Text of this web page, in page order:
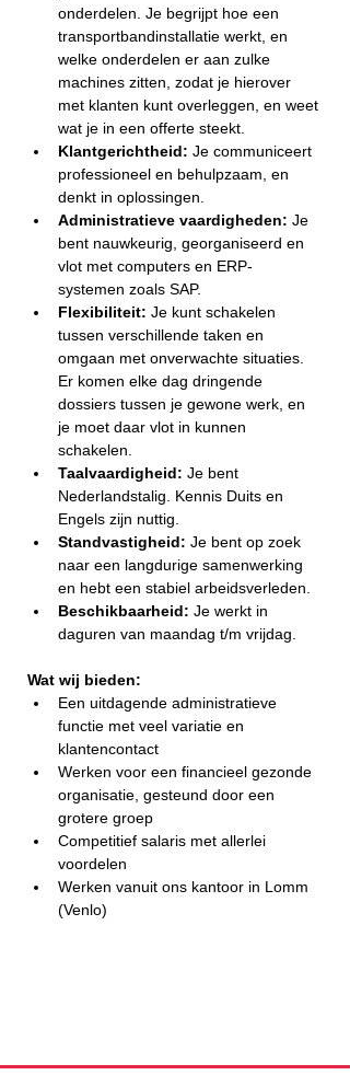
onderdelen. Je begrijpt hoe een
transportbandinstallatie werkt, en
welke onderdelen er aan zulke
machines zitten, zodat je hierover
met klanten kunt overleggen, en weet
wat je in een offerte steekt.
Klantgerichtheid: Je communiceert
professioneel en behulpzaam, en
denkt in oplossingen.
Administratieve vaardigheden: Je
bent nauwkeurig, georganiseerd en
vlot met computers en ERP-
systemen zoals SAP.
Flexibiliteit: Je kunt schakelen
tussen verschillende taken en
omgaan met onverwachte situaties.
Er komen elke dag dringende
dossiers tussen je gewone werk, en
je moet daar vlot in kunnen
schakelen.
Taalvaardigheid: Je bent
Nederlandstalig. Kennis Duits en
Engels zijn nuttig.
Standvastigheid: Je bent op zoek
naar een langdurige samenwerking
en hebt een stabiel arbeidsverleden.
Beschikbaarheid: Je werkt in
daguren van maandag t/m vrijdag.
Wat wij bieden:
Een uitdagende administratieve
functie met veel variatie en
klantencontact
Werken voor een financieel gezonde
organisatie, gesteund door een
grotere groep
Competitief salaris met allerlei
voordelen
Werken vanuit ons kantoor in Lomm
(Venlo)